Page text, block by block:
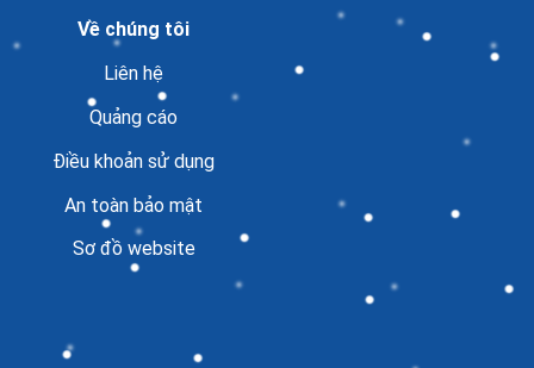
Về chúng tôi
Liên hệ
Quảng cáo
Điều khoản sử dụng
An toàn bảo mật
Sơ đồ website